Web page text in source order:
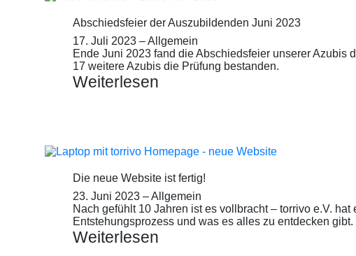
Abschiedsfeier der Auszubildenden Juni 2023
17. Juli 2023 –Allgemein
Ende Juni 2023 fand die Abschiedsfeier unserer Azubis
17 weitere Azubis die Prüfung bestanden.
Weiterlesen
Die neue Website ist fertig!
23. Juni 2023 –Allgemein
Nach gefühlt 10 Jahren ist es vollbracht – torrivo e.V.
Entstehungs­prozess und was es alles zu entdecken gibt.
Weiterlesen